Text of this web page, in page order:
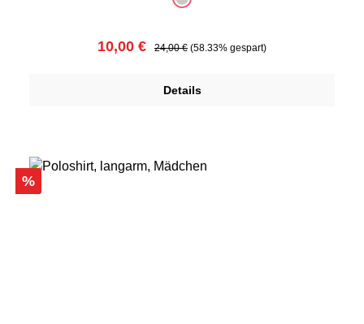
grau
(Diese Option ist zurzeit nicht verfügbar.)
Verkaufspreis:
10,00 € Regulärer Preis:
24,00 € (58.33% gespart)
Details
Rabatt
%